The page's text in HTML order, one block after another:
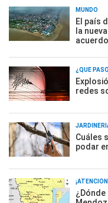
MUNDO
El país
la
¿QUÉ
redes
Cuáles
podar